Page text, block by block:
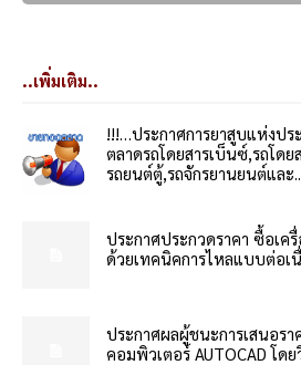
..เพิ่มเติม..
!!!…ประกาศการยาสูบแห่งปร
ตลาดรถโดยสารเบ็นซ์,รถโดย
รถยนต์ตู้,รถจักรยานยนต์และ...
ประกาศประกวดราคา ซื้อเค
ด้วยเทคนิคการไหลแบบต่อเ
ประกาศผลผู้ชนะการเสนอร
คอมพิวเตอร์ AUTOCAD โด